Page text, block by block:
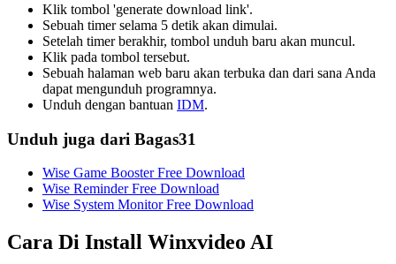
Klik tombol 'generate download link'.
Sebuah timer selama 5 detik akan dimulai.
Setelah timer berakhir, tombol unduh baru akan muncul.
Klik pada tombol tersebut.
Sebuah halaman web baru akan terbuka dan dari sana Anda
dapat mengunduh programnya.
Unduh dengan bantuan IDM.
Unduh juga dari Bagas31
Wise Game Booster Free Download
Wise Reminder Free Download
Wise System Monitor Free Download
Cara Di Install Winxvideo AI